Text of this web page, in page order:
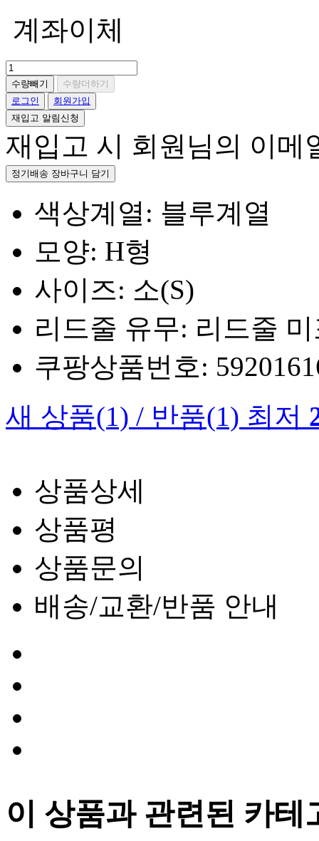
계좌이체
수량빼기
수량더하기
로그인
회원가입
재입고 알림신청
재입고 시 회원님의 이메
정기배송 장바구니 담기
색상계열: 블루계열
모양: H형
사이즈: 소(S)
리드줄 유무: 리드줄
쿠팡상품번호:
새 상품(1) / 반품(1) 최저
상품상세
상품평
상품문의
배송/교환/반품 안내
이 상품과 관련된 카테